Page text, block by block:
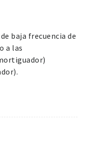
baja frecuencia de
a las